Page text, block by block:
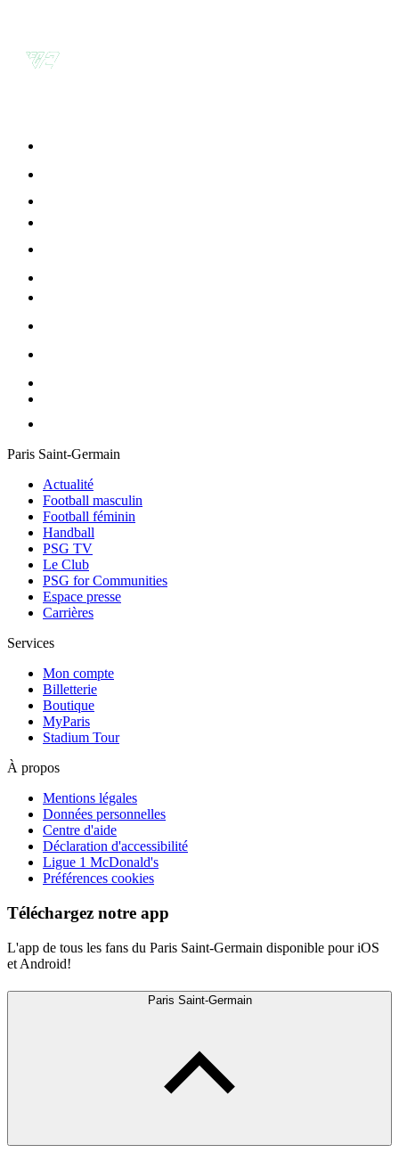
Paris Saint-Germain
Actualité
Football masculin
Football féminin
Handball
PSG TV
Le Club
PSG for Communities
Espace presse
Carrières
Services
Mon compte
Billetterie
Boutique
MyParis
Stadium Tour
À propos
Mentions légales
Données personnelles
Centre d'aide
Déclaration d'accessibilité
Ligue 1 McDonald's
Préférences cookies
Téléchargez notre app
L'app de tous les fans du Paris Saint-Germain disponible pour iOS
et Android!
Paris Saint-Germain